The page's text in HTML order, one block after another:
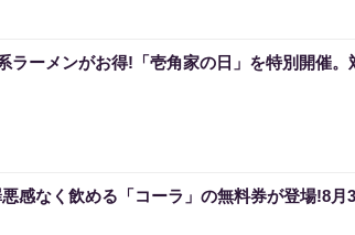
ラーメンがお得!「壱角家の日」を特別開催。
悪感なく飲める「コーラ」の無料券が登場!8月